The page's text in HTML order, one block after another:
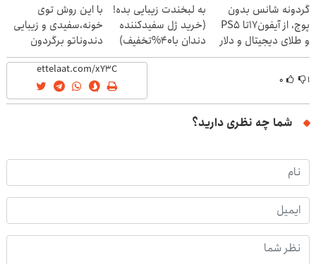
گردونه شانس بدون
پوچ، از آیفون17تا PS5
و طلای دیجیتال و دلار
🔥
به لبخندت زیبایی بده!
(خرید ژل سفیدکننده
دندان با40%تخفیف)
با این روش توی
خونه،سفیدی و زیبایی
دندوناتو برگردون
(40%off)
۱ ۰
شما چه نظری دارید؟